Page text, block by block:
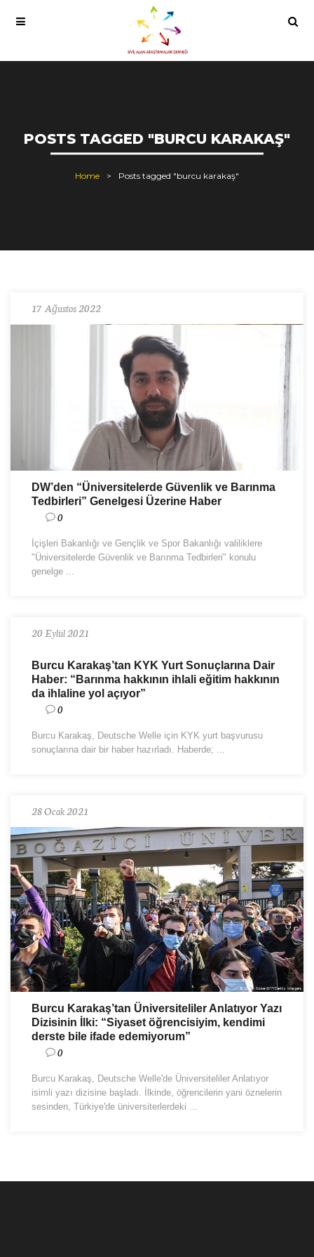
POSTS TAGGED "BURCU KARAKAŞ"
Home Posts tagged "burcu karakaş"
17 Ağustos 2022
DW’den “Üniversitelerde Güvenlik ve Barınma
Tedbirleri” Genelgesi Üzerine Haber
0
İçişleri Bakanlığı ve Gençlik ve Spor Bakanlığı valiliklere
"Üniversitelerde Güvenlik ve Barınma Tedbirleri" konulu
genelge ...
20 Eylül 2021
Burcu Karakaş’tan KYK Yurt Sonuçlarına Dair
Haber: “Barınma hakkının ihlali eğitim hakkının
da ihlaline yol açıyor”
0
Burcu Karakaş, Deutsche Welle için KYK yurt başvurusu
sonuçlarına dair bir haber hazırladı. Haberde; ...
28 Ocak 2021
Burcu Karakaş’tan Üniversiteliler Anlatıyor Yazı
Dizisinin İlki: “Siyaset öğrencisiyim, kendimi
derste bile ifade edemiyorum”
0
Burcu Karakaş, Deutsche Welle'de Üniversiteliler Anlatıyor
isimli yazı dizisine başladı. İlkinde, öğrencilerin yani öznelerin
sesinden, Türkiye'de üniversiterlerdeki ...